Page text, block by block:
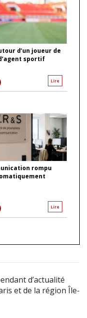
d’un joueur de
sportif
Lire
rompu
Lire
d’actualité
et de la région Île-